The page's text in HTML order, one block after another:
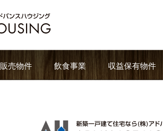
販売物件 飲食事業 収益保有物件